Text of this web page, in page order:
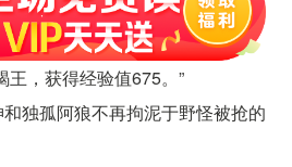
王，获得经验值675。”
独孤阿狼不再拘泥于野怪被抢的